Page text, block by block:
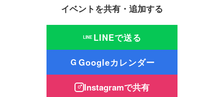
イベントを共有・追加する
LINE LINEで送る
G Googleカレンダー
Instagramで共有